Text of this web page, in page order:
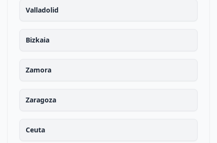
Valladolid
Bizkaia
Zamora
Zaragoza
Ceuta